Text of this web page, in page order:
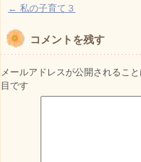
← 私の子育て３
コメントを残す
メールアドレスが公開されること
目です